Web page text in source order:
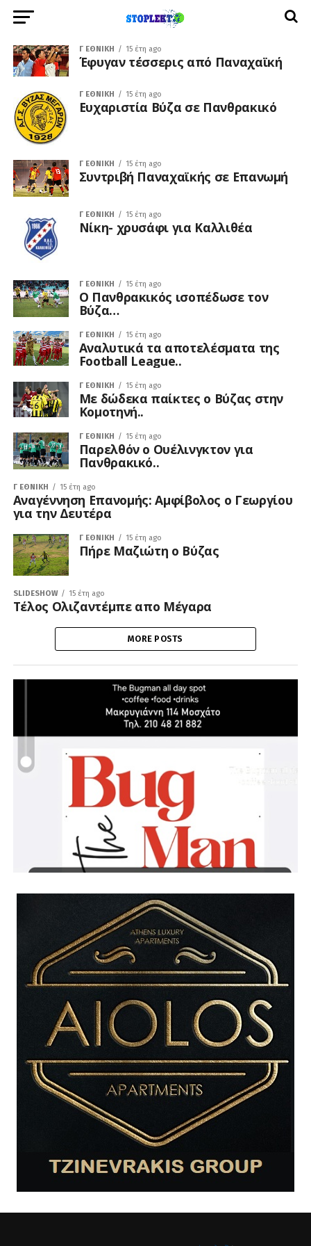
Γ ΕΘΝΙΚΉ 15 έτη ago
Έφυγαν τέσσερις από Παναχαϊκή
Γ ΕΘΝΙΚΉ 15 έτη ago
Ευχαριστία Βύζα σε Πανθρακικό
Γ ΕΘΝΙΚΉ 15 έτη ago
Συντριβή Παναχαϊκής σε Επανωμή
Γ ΕΘΝΙΚΉ 15 έτη ago
Νίκη- χρυσάφι για Καλλιθέα
Γ ΕΘΝΙΚΉ 15 έτη ago
O Πανθρακικός ισοπέδωσε τον
Βύζα…
Γ ΕΘΝΙΚΉ 15 έτη ago
Αναλυτικά τα αποτελέσματα της
Football League..
Γ ΕΘΝΙΚΉ 15 έτη ago
Mε δώδεκα παίκτες ο Βύζας στην
Κομοτηνή..
Γ ΕΘΝΙΚΉ 15 έτη ago
Παρελθόν ο Ουέλινγκτον για
Πανθρακικό..
Γ ΕΘΝΙΚΉ 15 έτη ago
Αναγέννηση Επανομής: Αμφίβολος ο Γεωργίου
για την Δευτέρα
Γ ΕΘΝΙΚΉ 15 έτη ago
Πήρε Μαζιώτη ο Βύζας
SLIDESHOW 15 έτη ago
Τέλος Ολιζαντέμπε απο Μέγαρα
MORE POSTS